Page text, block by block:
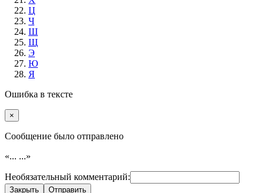
Ц
Ч
Ш
Щ
Э
Ю
Я
Ошибка в тексте
×
Cообщение было отправлено
«... ...»
Необязательный комментарий:
Закрыть Отправить